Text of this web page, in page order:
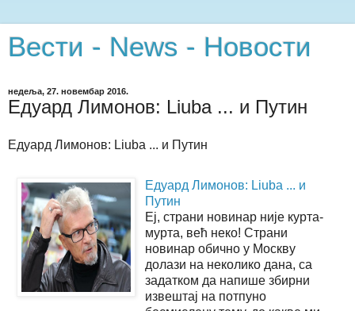
Вести - News - Новости
недеља, 27. новембар 2016.
Едуард Лимонов: Liuba ... и Путин
Едуард Лимонов: Liuba ... и Путин
Едуард Лимонов: Liuba ... и
Путин
Еј, страни новинар није курта-
мурта, већ неко! Страни
новинар обично у Москву
долази на неколико дана, са
задатком да напише збирни
извештај на потпуно